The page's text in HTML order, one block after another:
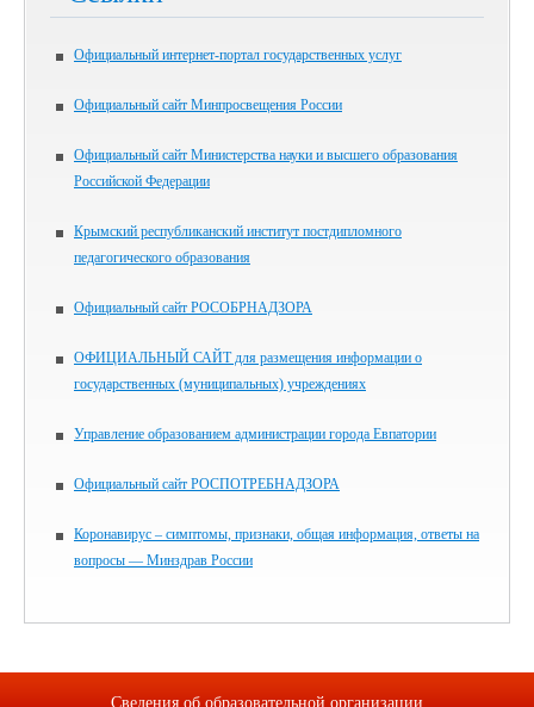
Официальный интернет-портал государственных услуг
Официальный сайт Минпросвещения России
Официальный сайт Министерства науки и высшего образования
Российской Федерации
Крымский республиканский институт постдипломного
педагогического образования
Официальный сайт РОСОБРНАДЗОРА
ОФИЦИАЛЬНЫЙ САЙТ для размещения информации о
государственных (муниципальных) учреждениях
Управление образованием администрации города Евпатории
Официальный сайт РОСПОТРЕБНАДЗОРА
Коронавирус – симптомы, признаки, общая информация, ответы на
вопросы — Минздрав России
Сведения об образовательной организации